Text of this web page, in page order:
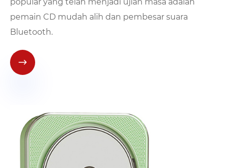
pemain CD mudah alih dan pembesar suara
Bluetooth.
